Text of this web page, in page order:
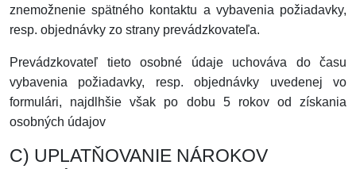
znemožnenie spätného kontaktu a vybavenia požiadavky,
resp. objednávky zo strany prevádzkovateľa.
Prevádzkovateľ tieto osobné údaje uchováva do času
vybavenia požiadavky, resp. objednávky uvedenej vo
formulári, najdlhšie však po dobu 5 rokov od získania
osobných údajov
C) UPLATŇOVANIE NÁROKOV